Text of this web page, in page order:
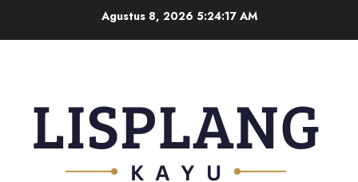
Agustus 8, 2026 5:24:18 AM